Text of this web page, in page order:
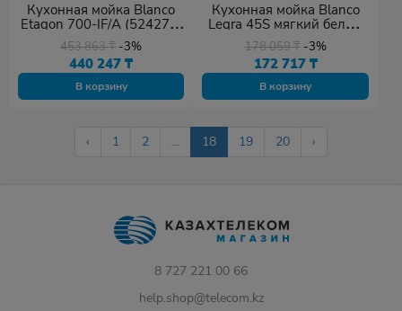
Кухонная мойка Blanco
Etagon 700-IF/A (524274)
серебристый
453 863₸ -3%
440 247₸
В корзину
Кухонная мойка Blanco
Legra 45S мягкий белый
(527085) 78х50х19 см,
искусственный гранит,
тон мягкий белый
178 059₸ -3%
172 717 ₸
В корзину
‹ 1 2 ... 18 19 20 ›
8 727 221 00 66
help.shop@telecom.kz